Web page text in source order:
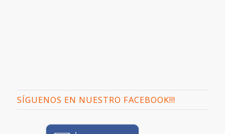
SÍGUENOS EN NUESTRO FACEBOOK!!!